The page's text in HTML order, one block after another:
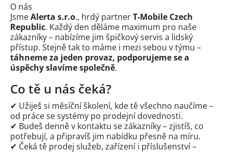
O nás
JsmeAlerta s.r.o., hrdý partnerT-Mobile Czech
Republic. Každý den děláme maximum pro naše
zákazníky – nabízíme jim špičkový servis a lidský
přístup. Stejně tak to máme i mezi sebou v týmu –
táhneme za jeden provaz, podporujeme se a
úspěchy slavíme společně.
Co tě u nás čeká?
✔ Užiješ si měsíční školení, kde tě všechno naučíme –
od práce se systémy po prodejní dovednosti.
✔ Budeš denně v kontaktu se zákazníky – zjistíš, co
potřebují, a připravíš jim nabídku přesně na míru.
✔ Čeká tě prodej služeb, zařízení i příslušenství –